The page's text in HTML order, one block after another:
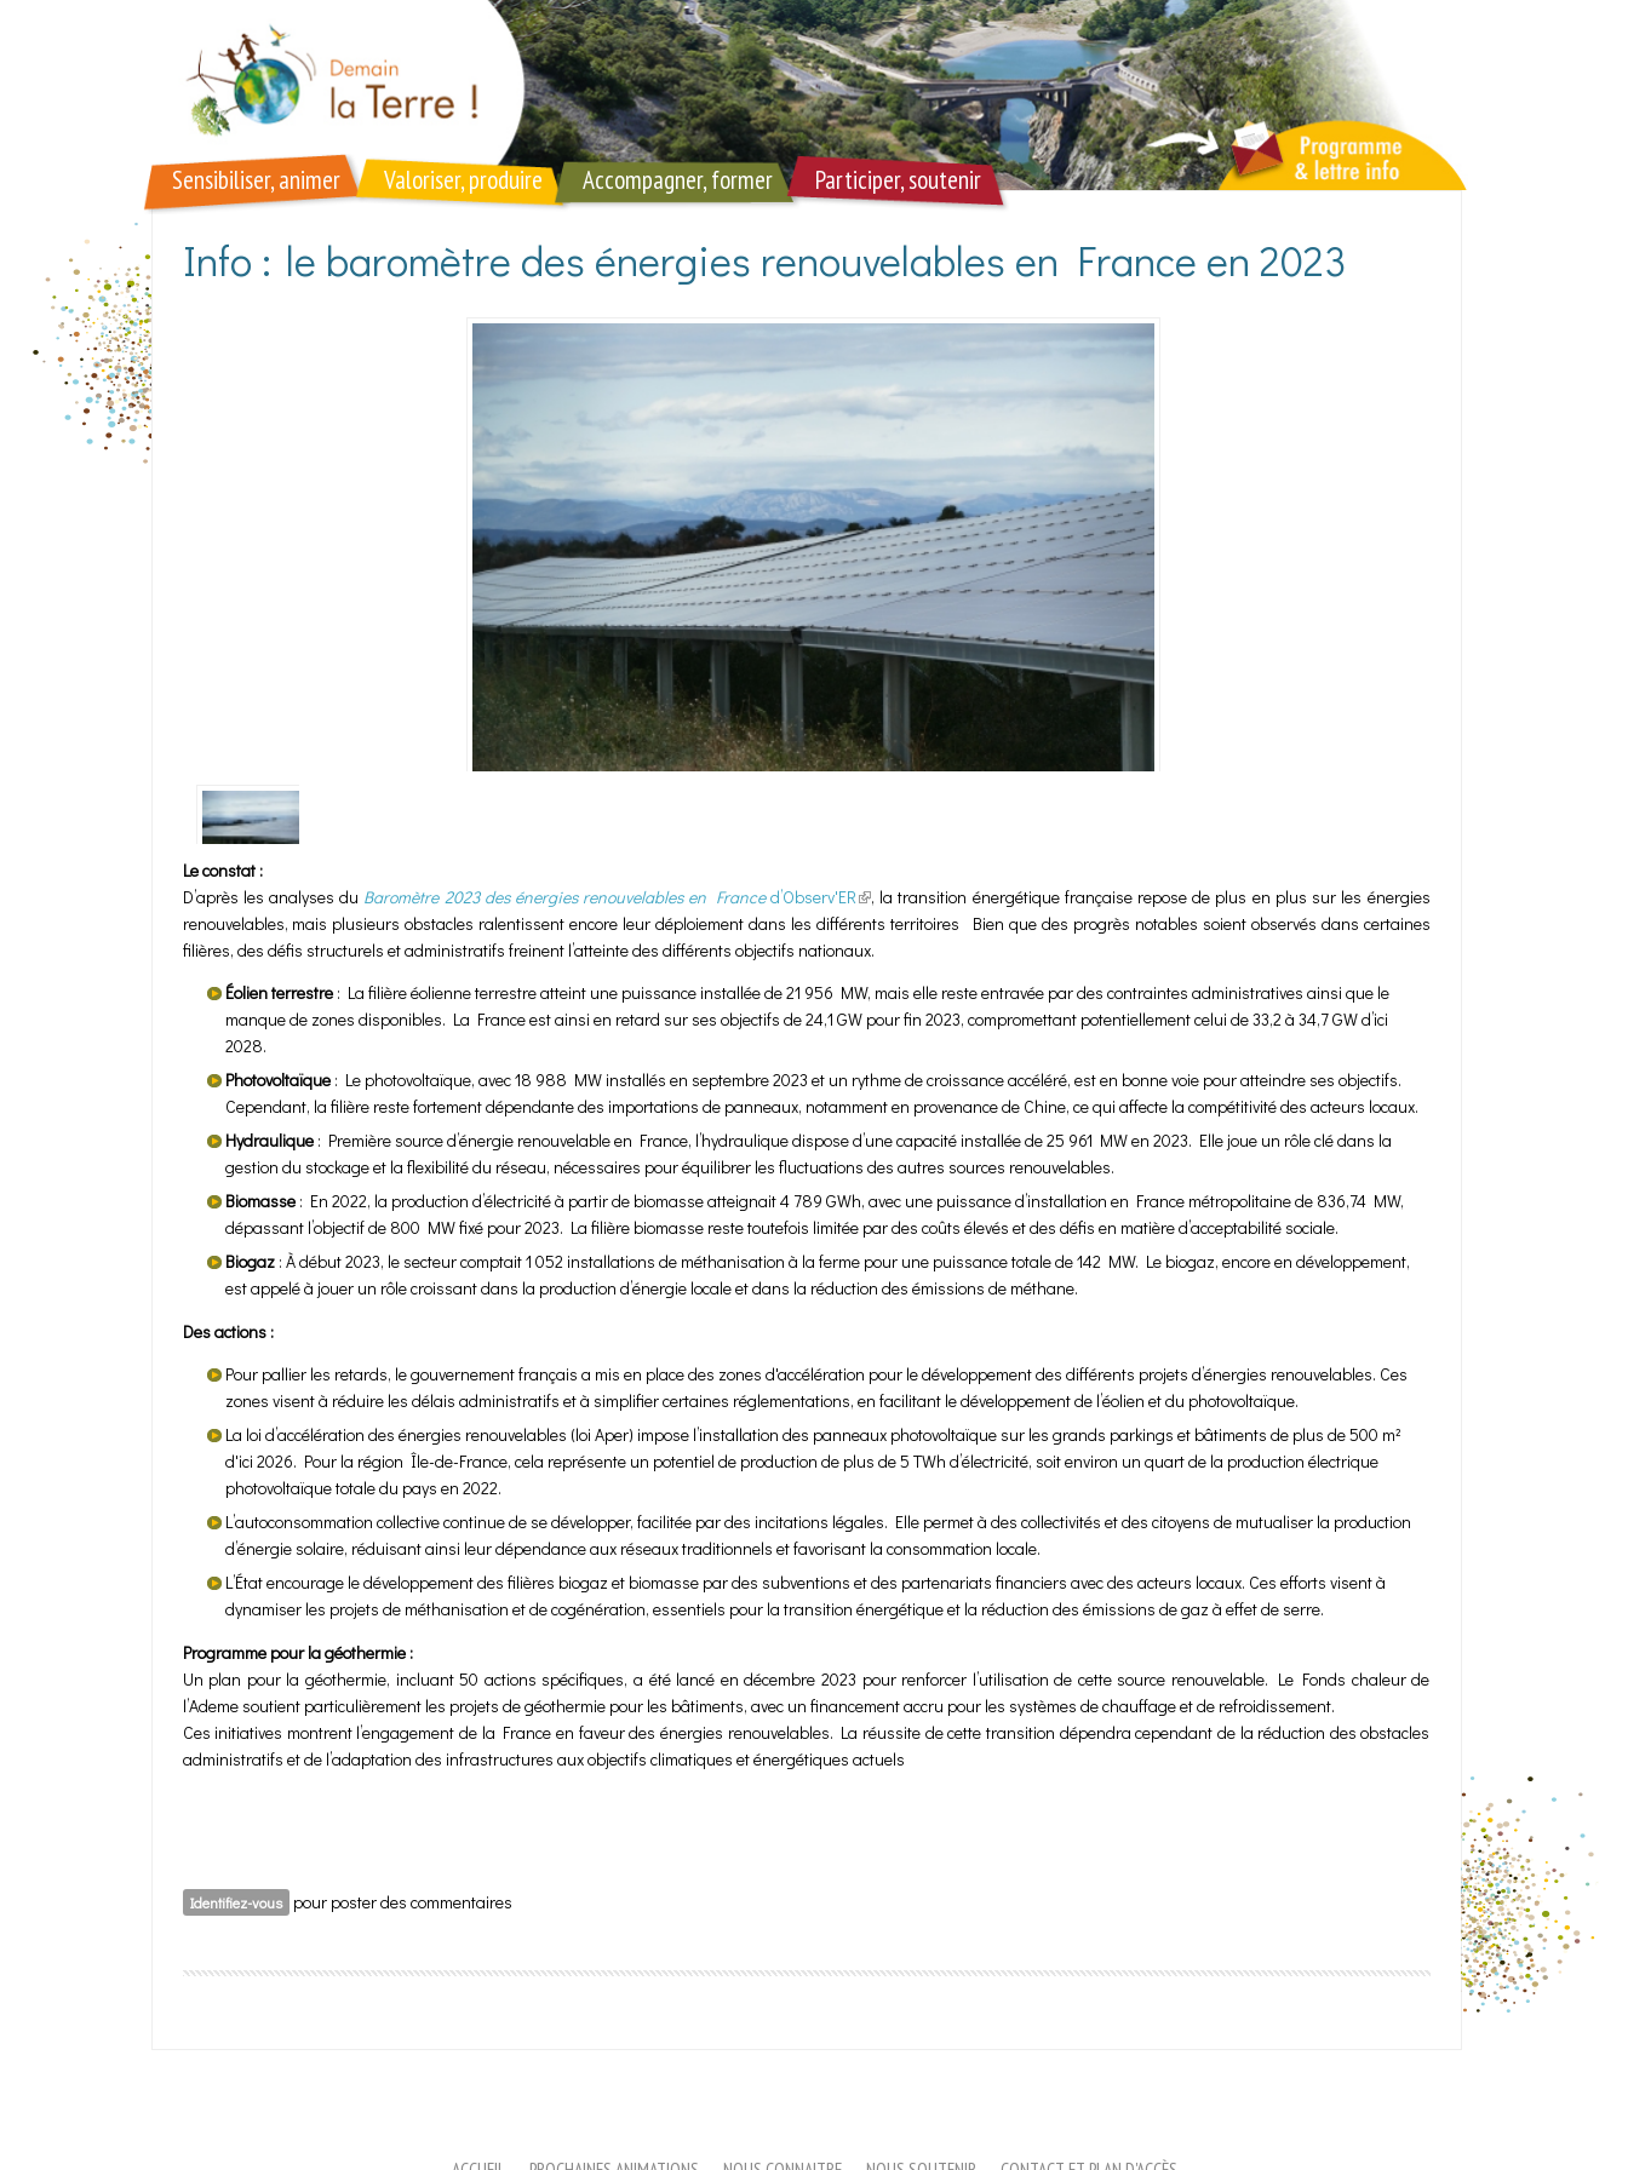
Sensibiliser, animer Valoriser, produire Accompagner, former Participer, soutenir
Info : le baromètre des énergies renouvelables en France en 2023
Le constat :
D’après les analyses du Baromètre 2023 des énergies renouvelables en Franced’Observ'ER(link is external)
, la transition énergétique française repose de plus en plus sur les énergies
renouvelables, mais plusieurs obstacles ralentissent encore leur déploiement dans les différents territoires Bien que des progrès notables soient observés dans certaines
filières, des défis structurels et administratifs freinent l’atteinte des différents objectifs nationaux.
Éolien terrestre: La filière éolienne terrestre atteint une puissance installée de 21 956 MW, mais elle reste entravée par des contraintes administratives ainsi que le
manque de zones disponibles. La France est ainsi en retard sur ses objectifs de 24,1 GW pour fin 2023, compromettant potentiellement celui de 33,2 à 34,7 GW d’ici
2028.
Photovoltaïque: Le photovoltaïque, avec 18 988 MW installés en septembre 2023 et un rythme de croissance accéléré, est en bonne voie pour atteindre ses objectifs.
Cependant, la filière reste fortement dépendante des importations de panneaux, notamment en provenance de Chine, ce qui affecte la compétitivité des acteurs locaux.
Hydraulique: Première source d’énergie renouvelable en France, l’hydraulique dispose d’une capacité installée de 25 961 MW en 2023. Elle joue un rôle clé dans la
gestion du stockage et la flexibilité du réseau, nécessaires pour équilibrer les fluctuations des autres sources renouvelables.
Biomasse: En 2022, la production d’électricité à partir de biomasse atteignait 4 789 GWh, avec une puissance d’installation en France métropolitaine de 836,74 MW,
dépassant l’objectif de 800 MW fixé pour 2023. La filière biomasse reste toutefois limitée par des coûts élevés et des défis en matière d’acceptabilité sociale.
Biogaz: À début 2023, le secteur comptait 1 052 installations de méthanisation à la ferme pour une puissance totale de 142 MW. Le biogaz, encore en développement,
est appelé à jouer un rôle croissant dans la production d’énergie locale et dans la réduction des émissions de méthane.
Des actions :
Pour pallier les retards, le gouvernement français a mis en place des zones d'accélération pour le développement des différents projets d’énergies renouvelables. Ces
zones visent à réduire les délais administratifs et à simplifier certaines réglementations, en facilitant le développement de l’éolien et du photovoltaïque.
La loi d’accélération des énergies renouvelables (loi Aper) impose l’installation des panneaux photovoltaïque sur les grands parkings et bâtiments de plus de 500 m²
d'ici 2026. Pour la région Île-de-France, cela représente un potentiel de production de plus de 5 TWh d’électricité, soit environ un quart de la production électrique
photovoltaïque totale du pays en 2022.
L’autoconsommation collective continue de se développer, facilitée par des incitations légales. Elle permet à des collectivités et des citoyens de mutualiser la production
d’énergie solaire, réduisant ainsi leur dépendance aux réseaux traditionnels et favorisant la consommation locale.
L’État encourage le développement des filières biogaz et biomasse par des subventions et des partenariats financiers avec des acteurs locaux. Ces efforts visent à
dynamiser les projets de méthanisation et de cogénération, essentiels pour la transition énergétique et la réduction des émissions de gaz à effet de serre.
Programme pour la géothermie :
Un plan pour la géothermie, incluant 50 actions spécifiques, a été lancé en décembre 2023 pour renforcer l’utilisation de cette source renouvelable. Le Fonds chaleur de
l’Ademe soutient particulièrement les projets de géothermie pour les bâtiments, avec un financement accru pour les systèmes de chauffage et de refroidissement.
Ces initiatives montrent l’engagement de la France en faveur des énergies renouvelables. La réussite de cette transition dépendra cependant de la réduction des obstacles
administratifs et de l’adaptation des infrastructures aux objectifs climatiques et énergétiques actuels
Identifiez-vous pour poster des commentaires